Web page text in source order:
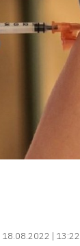
18.08.2022 | 13:22